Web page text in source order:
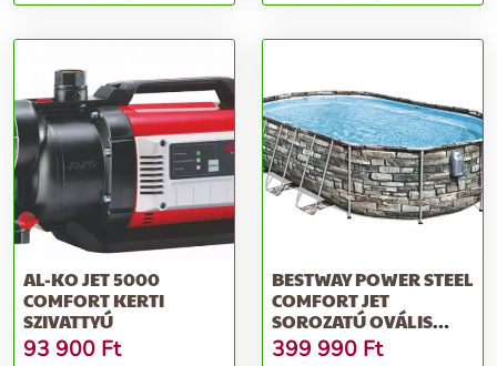
AL-KO JET 5000
COMFORT KERTI
SZIVATTYÚ
93 900 Ft
BESTWAY POWER STEEL
COMFORT JET
SOROZATÚ OVÁLIS
MEDENCEKÉSZLET, 6...
399 990 Ft